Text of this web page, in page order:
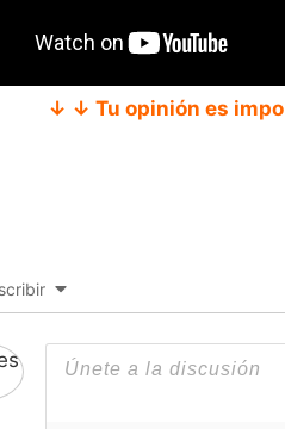
↓ ↓ Tu opinión es